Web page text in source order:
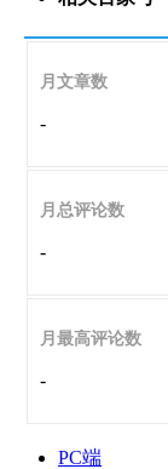
月文章数
-
月总评论数
-
月最高评论数
-
PC端